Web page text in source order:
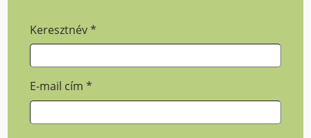
Keresztnév*
E-mail cím*